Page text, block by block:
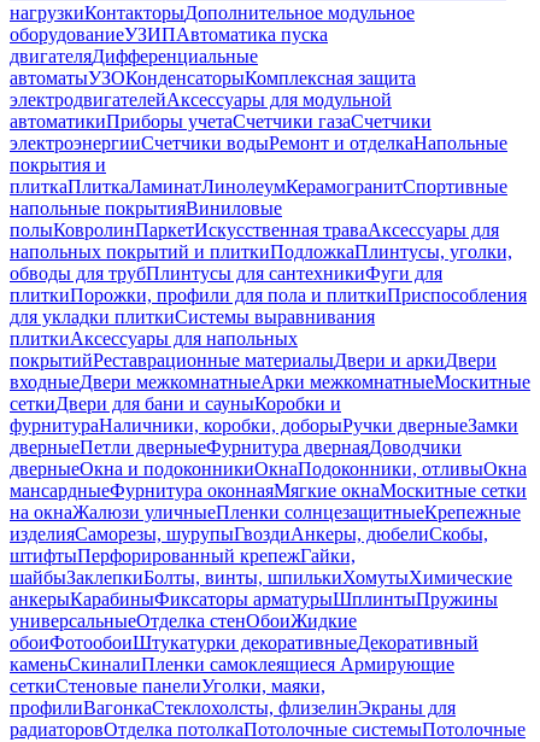
нагрузкиКонтакторыДополнительное модульное
оборудованиеУЗИПАвтоматика пуска
двигателяДифференциальные
автоматыУЗОКонденсаторыКомплексная защита
электродвигателейАксессуары для модульной
автоматикиПриборы учетаСчетчики газаСчетчики
электроэнергииСчетчики водыРемонт и отделкаНапольные
покрытия и
плиткаПлиткаЛаминатЛинолеумКерамогранитСпортивные
напольные покрытияВиниловые
полыКовролинПаркетИскусственная траваАксессуары для
напольных покрытий и плиткиПодложкаПлинтусы, уголки,
обводы для трубПлинтусы для сантехникиФуги для
плиткиПорожки, профили для пола и плиткиПриспособления
для укладки плиткиСистемы выравнивания
плиткиАксессуары для напольных
покрытийРеставрационные материалыДвери и аркиДвери
входныеДвери межкомнатныеАрки межкомнатныеМоскитные
сеткиДвери для бани и сауныКоробки и
фурнитураНаличники, коробки, доборыРучки дверныеЗамки
дверныеПетли дверныеФурнитура двернаяДоводчики
дверныеОкна и подоконникиОкнаПодоконники, отливыОкна
мансардныеФурнитура оконнаяМягкие окнаМоскитные сетки
на окнаЖалюзи уличныеПленки солнцезащитныеКрепежные
изделияСаморезы, шурупыГвоздиАнкеры, дюбелиСкобы,
штифтыПерфорированный крепежГайки,
шайбыЗаклепкиБолты, винты, шпилькиХомутыХимические
анкерыКарабиныФиксаторы арматурыШплинтыПружины
универсальныеОтделка стенОбоиЖидкие
обоиФотообоиШтукатурки декоративныеДекоративный
каменьСкиналиПленки самоклеящиеся Армирующие
сеткиСтеновые панелиУголки, маяки,
профилиВагонкаСтеклохолсты, флизелинЭкраны для
радиаторовОтделка потолкаПотолочные системыПотолочные